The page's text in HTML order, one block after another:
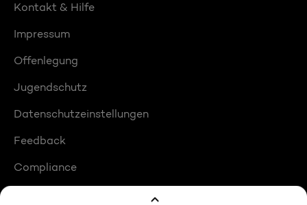
Kontakt & Hilfe
Impressum
Offenlegung
Jugendschutz
Datenschutzeinstellungen
Feedback
Compliance